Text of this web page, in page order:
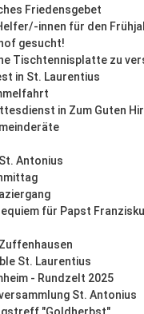
Friedensgebet
innen für den
gesucht!
Tischtennisplatte zu
in St. Laurentius
in Zum Guten
Antonius
für Papst
St. Laurentius
- Rundzelt 2025
St. Antonius